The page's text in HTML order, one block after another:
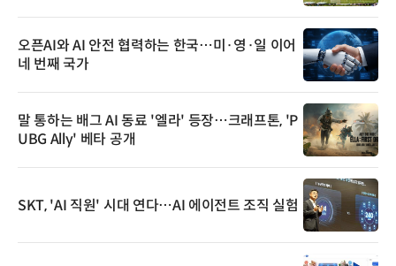
오픈AI와 AI 안전 협력하는 한국…미·영·일 이어
네 번째 국가
말 통하는 배그 AI 동료 '엘라' 등장…크래프톤, 'P
UBG Ally' 베타 공개
SKT, 'AI 직원' 시대 연다…AI 에이전트 조직 실험